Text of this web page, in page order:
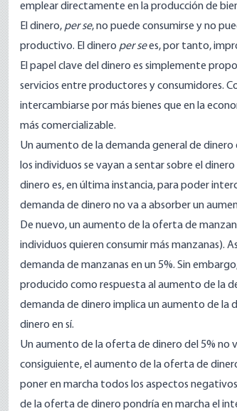
emplear directamente en la producción de
El dinero, per se, no puede consumirse y no
productivo. El dinero per sees, por tanto,
El papel clave del dinero es simplemente
servicios entre productores y consumidores.
intercambiarse por más bienes que en la
más comercializable.
Un aumento de la demanda general de
los individuos se vayan a sentar sobre el
dinero es, en última instancia, para poder
demanda de dinero no va a absorber un
De nuevo, un aumento de la oferta de
individuos quieren consumir más manzanas).
demanda de manzanas en un 5%. Sin
producido como respuesta al aumento de la
demanda de dinero implica un aumento de la
dinero en sí.
Un aumento de la oferta de dinero del 5% no
consiguiente, el aumento de la oferta de
poner en marcha todos los aspectos
de la oferta de dinero pondría en marcha el